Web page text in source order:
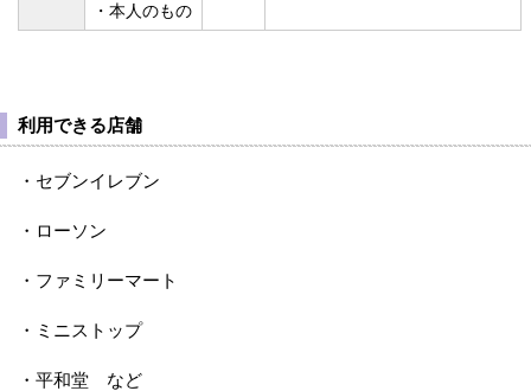
・本人のもの
利用できる店舗
・セブンイレブン
・ローソン
・ファミリーマート
・ミニストップ
・平和堂 など